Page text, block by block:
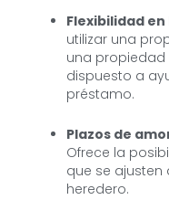
Flexibilidad
utilizar una
una
dispuesto a
préstamo.
Plazos de
Ofrece la
que se ajusten
heredero.